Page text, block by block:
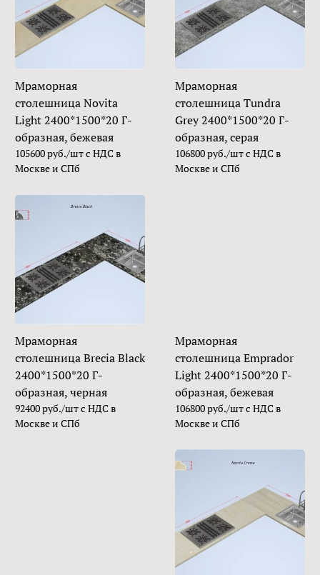
Мраморная
столешница Novita
Light 2400*1500*20 Г-
образная, бежевая
105600 руб./шт с НДС в
Москве и СПб
Мраморная
столешница Tundra
Grey 2400*1500*20 Г-
образная, серая
106800 руб./шт с НДС в
Москве и СПб
Мраморная
столешница Brecia Black
2400*1500*20 Г-
образная, черная
92400 руб./шт с НДС в
Москве и СПб
Мраморная
столешница Emprador
Light 2400*1500*20 Г-
образная, бежевая
106800 руб./шт с НДС в
Москве и СПб